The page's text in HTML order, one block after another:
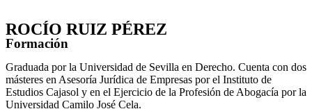
ROCÍO RUIZ PÉREZ
Formación
Graduada por la Universidad de Sevilla en Derecho. Cuenta con dos
másteres en Asesoría Jurídica de Empresas por el Instituto de
Estudios Cajasol y en el Ejercicio de la Profesión de Abogacía por la
Universidad Camilo José Cela.